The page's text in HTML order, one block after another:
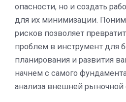
опасности, но и создать
для их минимизации.
рисков позволяет
проблем в инструмент для
планирования и развития
начнем с самого
анализа внешней рыночной